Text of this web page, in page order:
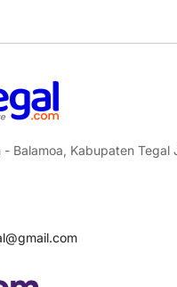
- Balamoa, Kabupaten Tegal